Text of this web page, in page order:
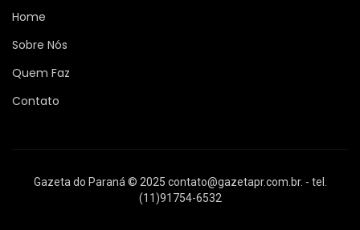
Home
Sobre Nós
Quem Faz
Contato
Gazeta do Paraná © 2025 contato@gazetapr.com.br. - tel.
(11)91754-6532